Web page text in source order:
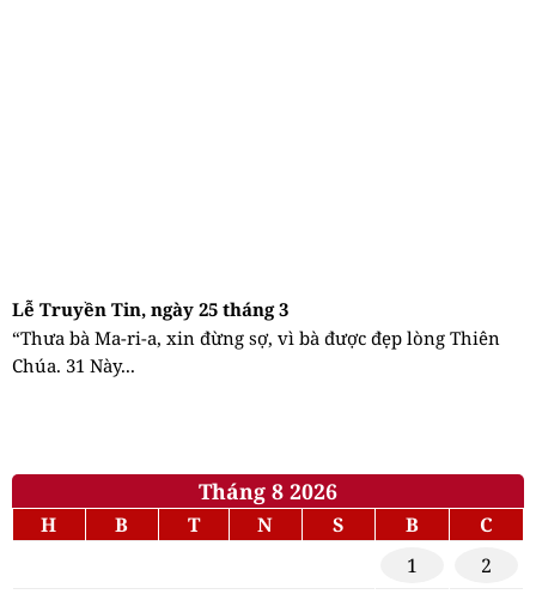
Lễ Truyền Tin, ngày 25 tháng 3
“Thưa bà Ma-ri-a, xin đừng sợ, vì bà được đẹp lòng Thiên
Chúa. 31 Này...
Tháng 8 2026
H B T N S B
C
1
2